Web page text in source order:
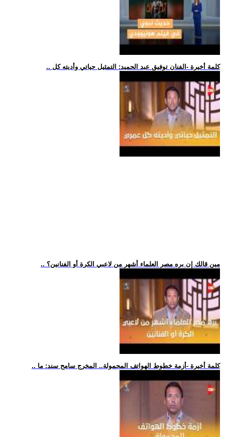
.. كلمة أخيرة -الفنان توفيق عبد الحميد: التمثيل حياتي وأديته كل
.. مين قالك إن بره مصر العلماء أشهر من لاعبي الكرة أو الفنانين؟
.. كلمة أخيرة -أزمة خطوط الهواتف المحمولة.. المخرج سامح سند: ما